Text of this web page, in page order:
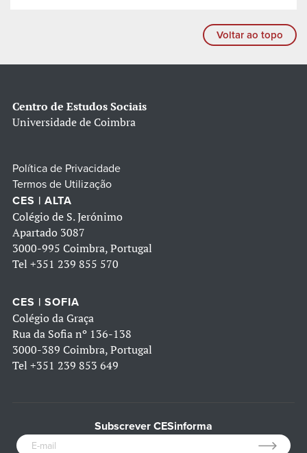
Voltar ao topo
Centro de Estudos Sociais
Universidade de Coimbra
Política de Privacidade
Termos de Utilização
CES | ALTA
Colégio de S. Jerónimo
Apartado 3087
3000-995 Coimbra, Portugal
Tel +351 239 855 570
CES | SOFIA
Colégio da Graça
Rua da Sofia nº 136-138
3000-389 Coimbra, Portugal
Tel +351 239 853 649
Subscrever CESinforma